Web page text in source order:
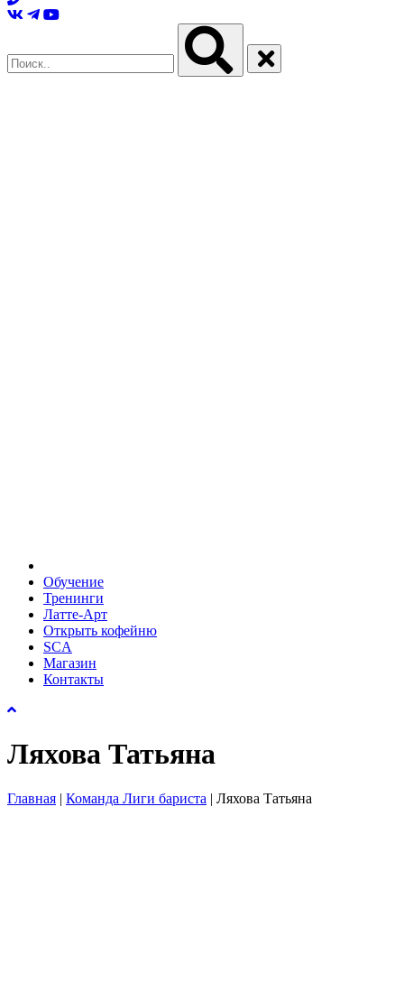
Обучение
Тренинги
Латте-Арт
Открыть кофейню
SCA
Магазин
Контакты
Ляхова Татьяна
Главная | Команда Лиги бариста | Ляхова Татьяна